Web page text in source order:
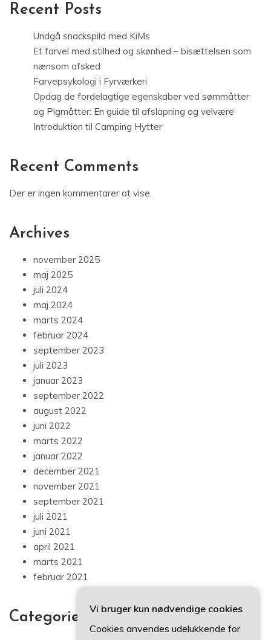
Recent Posts
Undgå snackspild med KiMs
Et farvel med stilhed og skønhed – bisættelsen som
nænsom afsked
Farvepsykologi i Fyrværkeri
Opdag de fordelagtige egenskaber ved sømmåtter
og Pigmåtter: En guide til afslapning og velvære
Introduktion til Camping Hytter
Recent Comments
Der er ingen kommentarer at vise.
Archives
november 2025
maj 2025
juli 2024
maj 2024
marts 2024
februar 2024
september 2023
juli 2023
januar 2023
september 2022
august 2022
juni 2022
marts 2022
januar 2022
december 2021
november 2021
september 2021
juli 2021
juni 2021
april 2021
marts 2021
februar 2021
Categories
Vi bruger kun nødvendige cookies
Cookies anvendes udelukkende for